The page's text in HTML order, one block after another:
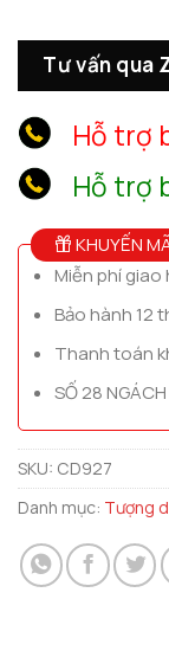
Tư vấn qua
Hỗ trợ
Hỗ trợ
KHUYẾN
Miễn phí
Bảo hành 12
Thanh toán
SỐ 28
SKU: CD927
Danh mục: Tượng